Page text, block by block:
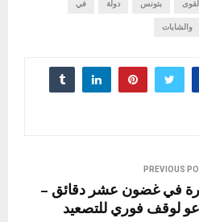
القوى بتونس دولة في
والشابات
PREVIOUS
أكثر من 100 غارة في غضون عشر دقائق –
لوقف فوري للتصعيد